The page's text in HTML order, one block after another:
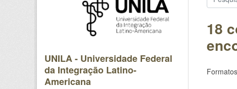
UNILA - Universidade Federal
da Integração Latino-
Americana
18